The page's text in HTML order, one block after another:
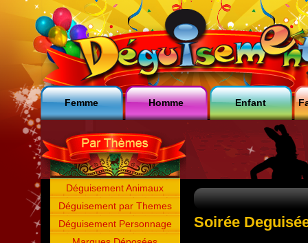
Femme Homme Enfant
Déguisement Animaux
Déguisement par Themes
Déguisement Personnage
Soirée